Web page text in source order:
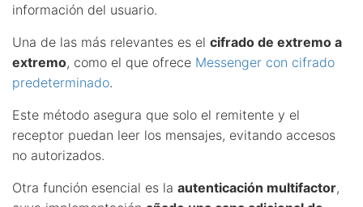
información del usuario.
Una de las más relevantes es el cifrado de extremo a
extremo, como el que ofrece Messenger con cifrado
predeterminado.
Este método asegura que solo el remitente y el
receptor puedan leer los mensajes, evitando accesos
no autorizados.
Otra función esencial es la autenticación multifactor,